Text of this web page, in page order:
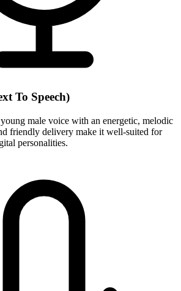
To Speech)
male voice with an energetic, melodic
friendly delivery make it well-suited for
personalities.